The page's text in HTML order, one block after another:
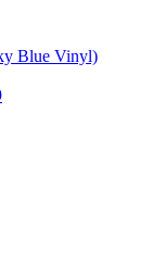
Blue Vinyl)